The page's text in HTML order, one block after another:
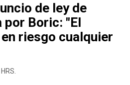
de ley de
Boric: "El
riesgo cualquier